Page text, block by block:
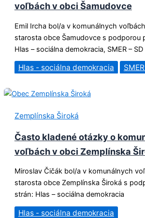
voľbách v obci Šamudovce
Emil Ircha bol/a v komunálnych
starosta obce Šamudovce s podporou
Hlas – sociálna demokracia, SMER – SD
Hlas - sociálna demokracia
Zemplínska Široká
Často kladené otázky o
voľbách v obci Zemplínska
Miroslav Čičák bol/a v komunálnych
starosta obce Zemplínska Široká s
strán: Hlas – sociálna demokracia
Hlas - sociálna demokracia